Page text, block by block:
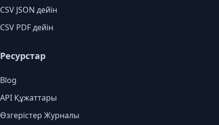
CSV JSON дейін
CSV PDF дейін
Ресурстар
Blog
API Құжаттары
Өзгерістер Журналы